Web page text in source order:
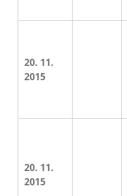
20. 11.
2015
20. 11.
2015